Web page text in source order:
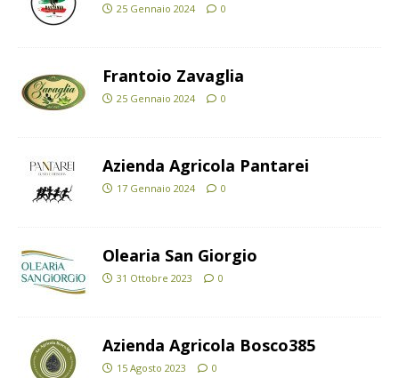
25 Gennaio 2024 0
Frantoio Zavaglia
25 Gennaio 2024 0
Azienda Agricola Pantarei
17 Gennaio 2024 0
Olearia San Giorgio
31 Ottobre 2023 0
Azienda Agricola Bosco385
15 Agosto 2023 0